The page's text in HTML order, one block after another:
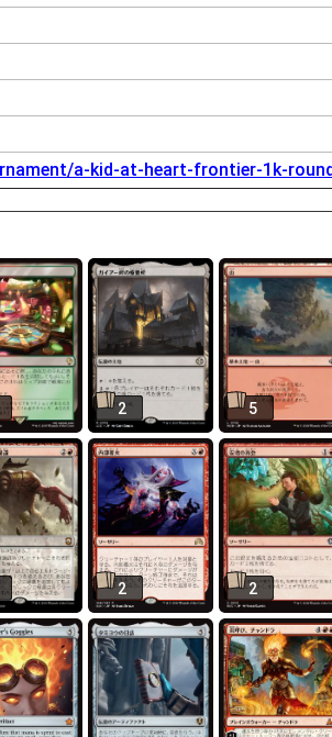
a-kid-at-heart-frontier-1k-
2 5
2 2